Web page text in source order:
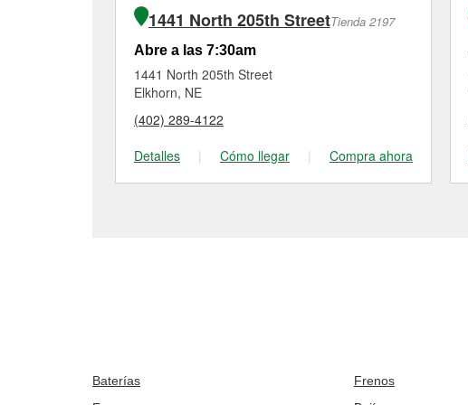
1441 North 205th StreetTienda 2197
Abre a las 7:30am
1441 North 205th Street
Elkhorn, NE
(402) 289-4122
Detalles
| Cómo llegar | Compra ahora
Baterías Frenos